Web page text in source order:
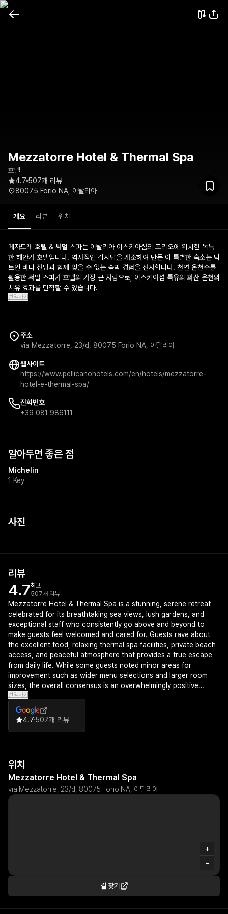
Mezzatorre Hotel & Thermal Spa
호텔
4.7 507개 리뷰
80075 Forio NA, 이탈리아
개요 리뷰 위치
메자토레 호텔 & 써멀 스파는 이탈리아 이스키아섬의 포리오에 위치한 독특
한 해안가 호텔입니다. 역사적인 감시탑을 개조하여 만든 이 특별한 숙소는 탁
트인 바다 전망과 함께 잊을 수 없는 숙박 경험을 선사합니다. 천연 온천수를
활용한 써멀 스파가 호텔의 가장 큰 자랑으로, 이스키아섬 특유의 화산 온천의
치유 효과를 만끽할 수 있습니다.
번역하기
주소
via Mezzatorre, 23/d, 80075 Forio NA, 이탈리아
웹사이트
https://www.pellicanohotels.com/en/hotels/mezzatorre-
hotel-e-thermal-spa/
전화번호
+39 081 986111
알아두면 좋은 점
Michelin
1 Key
사진
리뷰
4.7최고
507개 리뷰
Mezzatorre Hotel & Thermal Spa is a stunning, serene retreat
celebrated for its breathtaking sea views, lush gardens, and
exceptional staff who consistently go above and beyond to
make guests feel welcomed and cared for. Guests rave about
the excellent food, relaxing thermal spa facilities, private beach
access, and peaceful atmosphere that provides a true escape
from daily life. While some guests noted minor areas for
improvement such as wider menu selections and larger room
sizes, the overall consensus is an overwhelmingly positive
recommendation for this beautiful property that delivers on
service, amenities, and unforgettable experiences.
번역하기
4.7 507개 리뷰
위치
Mezzatorre Hotel & Thermal Spa
via Mezzatorre, 23/d, 80075 Forio NA, 이탈리아
+
−
길 찾기